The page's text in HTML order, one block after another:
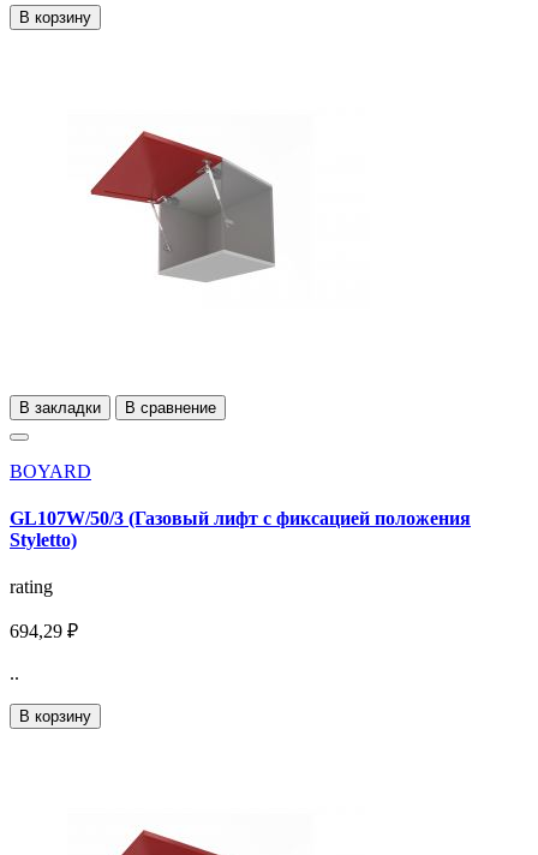
В корзину
В закладки В сравнение
BOYARD
GL107W/50/3 (Газовый лифт с фиксацией положения
Styletto)
rating
694,29 ₽
..
В корзину